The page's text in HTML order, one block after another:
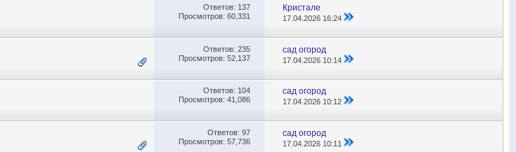
Ответов: 137
Просмотров: 60,331
Кристале
17.04.202616:24
Ответов: 235
Просмотров: 52,137
сад огород
17.04.2026 10:14
Ответов: 104
Просмотров: 41,086
сад огород
17.04.202610:12
Ответов: 97
Просмотров: 57,736
сад огород
17.04.2026 10:11